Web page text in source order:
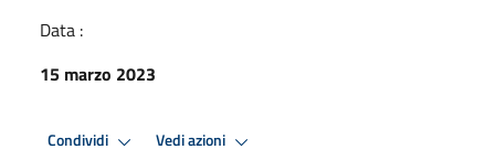
Data :
15 marzo 2023
Condividi Vedi azioni